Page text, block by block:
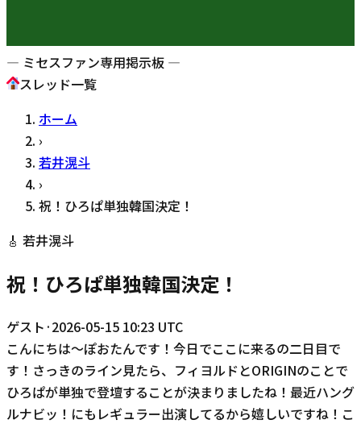
— ミセスファン専用掲示板 —
スレッド一覧
ホーム
›
若井滉斗
›
祝！ひろぱ単独韓国決定！
🎸 若井滉斗
祝！ひろぱ単独韓国決定！
ゲスト ·2026-05-15 10:23 UTC
こんにちは〜ぽおたんです！今日でここに来るの二日目で
す！さっきのライン見たら、フィヨルドとORIGINのことで
ひろぱが単独で登壇することが決まりましたね！最近ハング
ルナビッ！にもレギュラー出演してるから嬉しいですね！こ